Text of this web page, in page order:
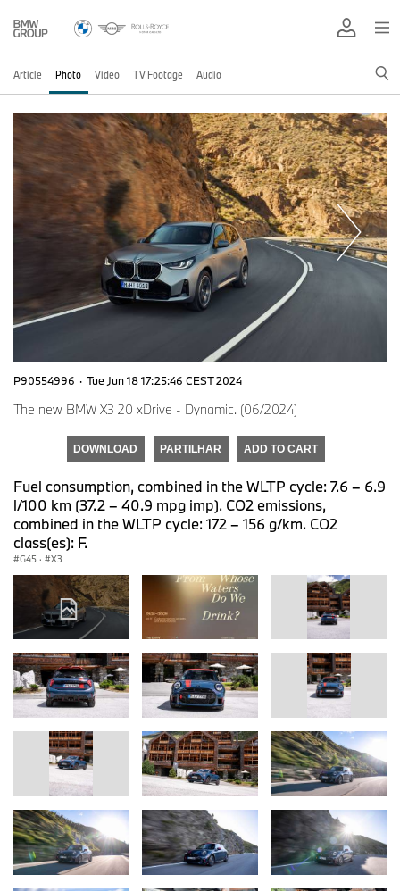
Article Photo Video TV Footage Audio
P90554996 · Tue Jun 18 17:25:46 CEST 2024
The new BMW X3 20 xDrive - Dynamic. (06/2024)
DOWNLOAD PARTILHAR ADD TO CART
Fuel consumption, combined in the WLTP cycle: 7.6 – 6.9
l/100 km (37.2 – 40.9 mpg imp). CO2 emissions,
combined in the WLTP cycle: 172 – 156 g/km. CO2
class(es): F.
G45 · X3